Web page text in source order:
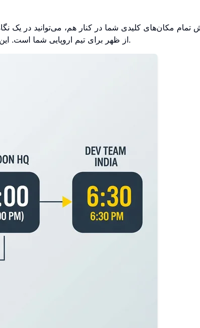
از ظهر برای تیم اروپایی شما است. این مقایسه فوری برای تصمیم‌گیری‌های سریع بسیار ارزشمند است.